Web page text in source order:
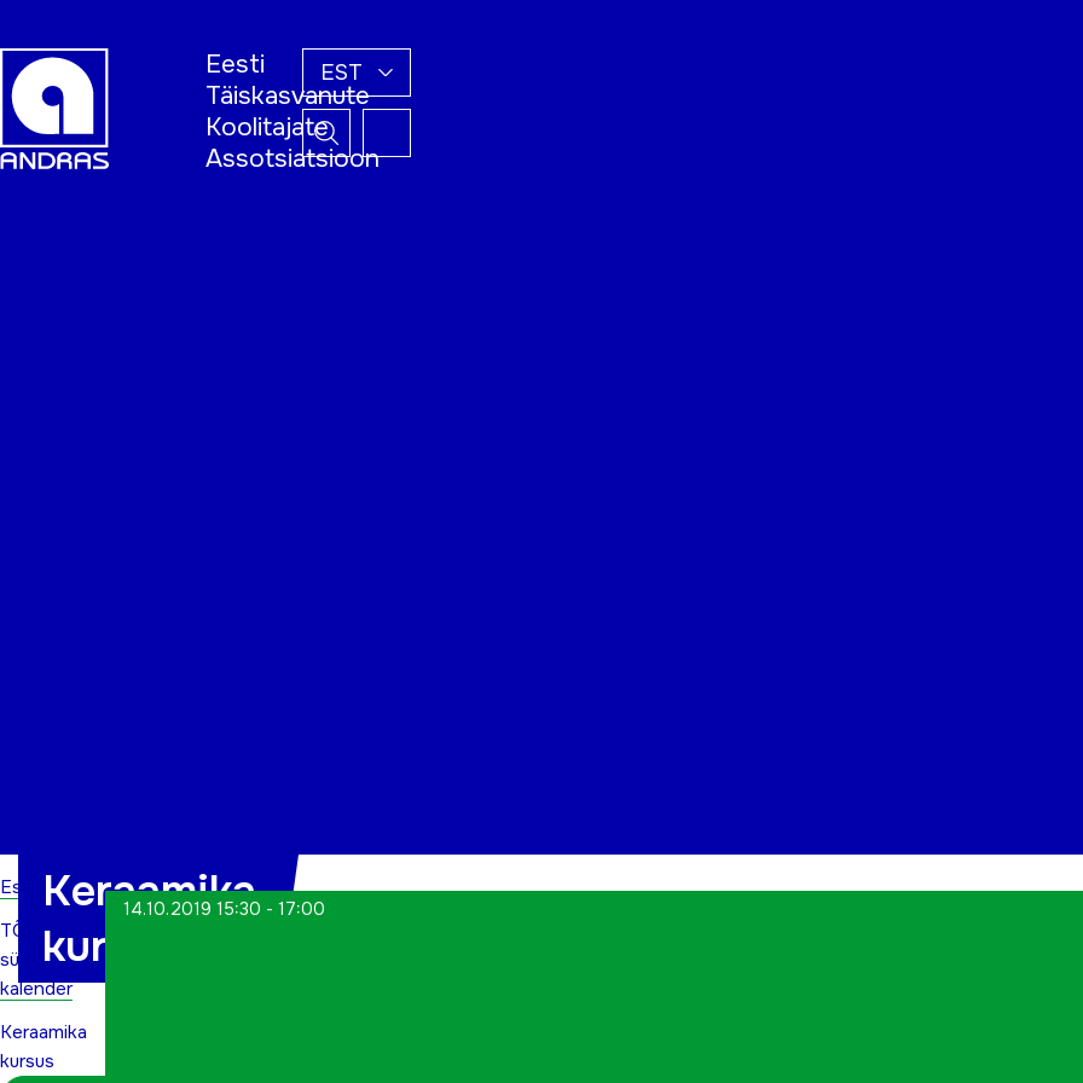
Eesti
Täiskasvanute
Koolitajate
Assotsiatsioon
EST
Esileht
TÕN
sündmuste
kalender
Keraamika
kursus
Keraamika
kursus
14.10.2019 15:30 - 17:00